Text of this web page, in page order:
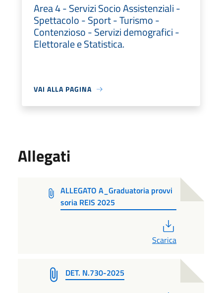
Area 4 - Servizi Socio Assistenziali -
Spettacolo - Sport - Turismo -
Contenzioso - Servizi demografici -
Elettorale e Statistica.
VAI ALLA PAGINA
Allegati
ALLEGATO A_Graduatoria provvi
soria REIS 2025
Scarica
DET. N.730-2025